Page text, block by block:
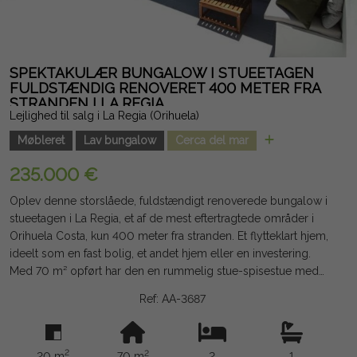
SPEKTAKULÆR BUNGALOW I STUEETAGEN
FULDSTÆNDIG RENOVERET 400 METER FRA
STRANDEN I LA REGIA
Lejlighed til salg i La Regia (Orihuela)
Møbleret
Lav bungalow Cerca del mar
235.000 €
Oplev denne storslåede, fuldstændigt renoverede bungalow i
stueetagen i La Regia, et af de mest eftertragtede områder i
Orihuela Costa, kun 400 meter fra stranden. Et flytteklart hjem,
ideelt som en fast bolig, et andet hjem eller en investering.
Med 70 m² opført har den en rummelig stue-spisestue med
dobbeltværelser og 1 elegant badeværelse med bruser. Den
sælges fuldt møbleret og dekoreret, som det fremgår af
fotografierne. Den omfattende renovering, som for nylig er
Ref: AA-3687
2 2